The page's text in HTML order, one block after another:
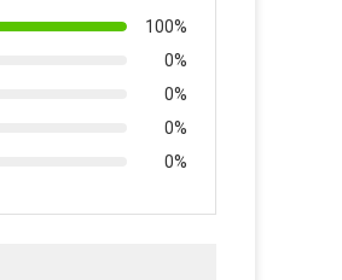
100%
0%
0%
0%
0%